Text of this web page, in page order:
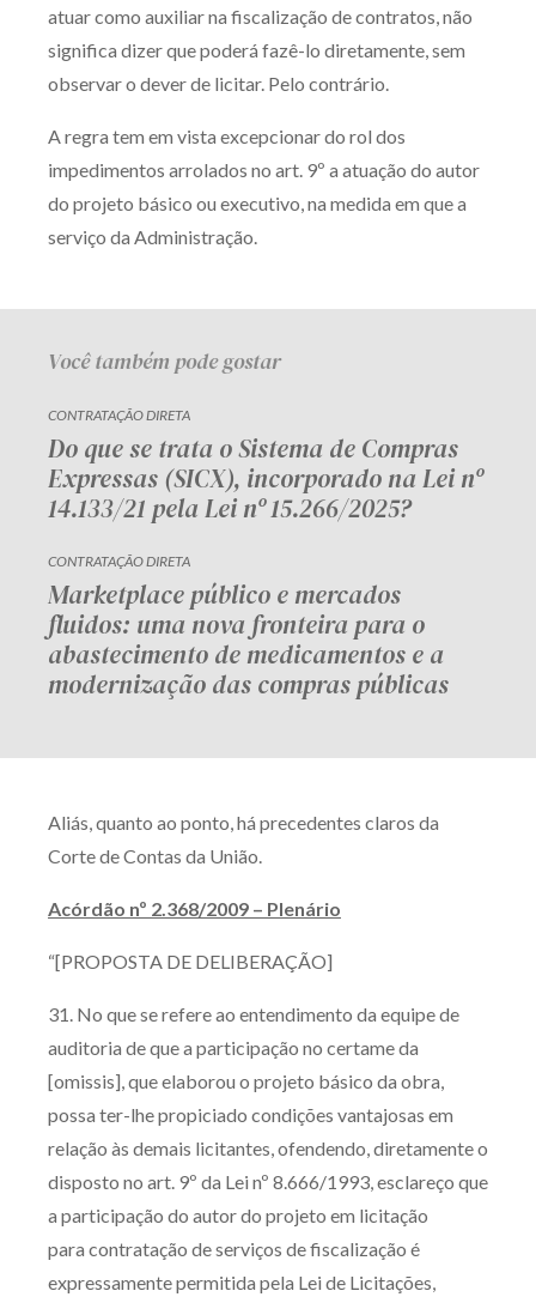
Av. Sete de Setembro, 4698
Batel Curitiba/ PR CEP80240-000
Whatsapp (41) 98881-6616
atuar como auxiliar na fiscalização de contratos, não
significa dizer que poderá fazê-lo diretamente, sem
observar o dever de licitar. Pelo contrário.
A regra tem em vista excepcionar do rol dos
impedimentos arrolados no art. 9º a atuação do autor
do projeto básico ou executivo, na medida em que a
serviço da Administração.
Você também pode gostar
CONTRATAÇÃO DIRETA
Do que se trata o Sistema de Compras
Expressas (SICX), incorporado na Lei nº
14.133/21 pela Lei nº 15.266/2025?
CONTRATAÇÃO DIRETA
Marketplace público e mercados
fluidos: uma nova fronteira para o
abastecimento de medicamentos e a
modernização das compras públicas
Aliás, quanto ao ponto, há precedentes claros da
Corte de Contas da União.
Acórdão nº 2.368/2009 – Plenário
“[PROPOSTA DE DELIBERAÇÃO]
31. No que se refere ao entendimento da equipe de
auditoria de que a participação no certame da
[omissis], que elaborou o projeto básico da obra,
possa ter-lhe propiciado condições vantajosas em
relação às demais licitantes, ofendendo, diretamente o
disposto no art. 9º da Lei nº 8.666/1993, esclareço que
a participação do autor do projeto em licitação
para contratação de serviços de fiscalização é
expressamente permitida pela Lei de Licitações,